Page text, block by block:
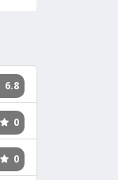
6.8
0
0